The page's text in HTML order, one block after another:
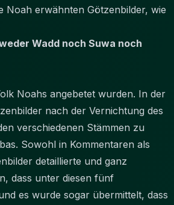
Noah erwähnten Götzenbilder, wie
Wadd noch Suwa noch
Noahs angebetet wurden. In der
nach der Vernichtung des
verschiedenen Stämmen zu
Sowohl in Kommentaren als
detaillierte und ganz
dass unter diesen fünf
es wurde sogar übermittelt, dass